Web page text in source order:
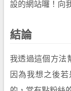
設的網站囉！向
結論
我透過這個方法
因為我想之後